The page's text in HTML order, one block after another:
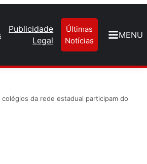
Publicidade
Legal
Últimas
Notícias
MENU
da rede estadual participam do